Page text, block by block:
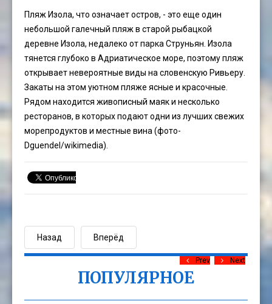
Пляж Изола, что означает остров, - это еще один
небольшой галечный пляж в старой рыбацкой
деревне Изола, недалеко от парка Струньян. Изола
тянется глубоко в Адриатическое море, поэтому пляж
открывает невероятные виды на словенскую Ривьеру.
Закаты на этом уютном пляже ясные и красочные.
Рядом находится живописный маяк и несколько
ресторанов, в которых подают одни из лучших свежих
морепродуктов и местные вина (фото-
Dguendel /wikimedia).
Назад Вперёд
ПОПУЛЯРНОЕ
Prev Next